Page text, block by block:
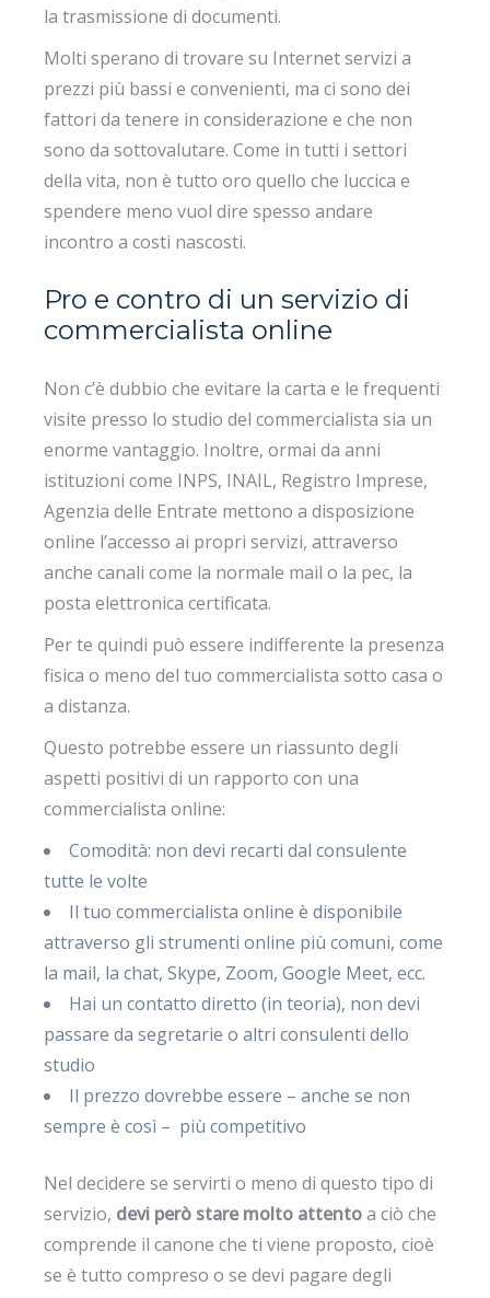
la trasmissione di documenti.
Molti sperano di trovare su Internet servizi a
prezzi più bassi e convenienti, ma ci sono dei
fattori da tenere in considerazione e che non
sono da sottovalutare. Come in tutti i settori
della vita, non è tutto oro quello che luccica e
spendere meno vuol dire spesso andare
incontro a costi nascosti.
Pro e contro di un servizio di
commercialista online
Non c’è dubbio che evitare la carta e le frequenti
visite presso lo studio del commercialista sia un
enorme vantaggio. Inoltre, ormai da anni
istituzioni come INPS, INAIL, Registro Imprese,
Agenzia delle Entrate mettono a disposizione
online l’accesso ai propri servizi, attraverso
anche canali come la normale mail o la pec, la
posta elettronica certificata.
Per te quindi può essere indifferente la presenza
fisica o meno del tuo commercialista sotto casa o
a distanza.
Questo potrebbe essere un riassunto degli
aspetti positivi di un rapporto con una
commercialista online:
Comodità: non devi recarti dal consulente
tutte le volte
Il tuo commercialista online è disponibile
attraverso gli strumenti online più comuni, come
la mail, la chat, Skype, Zoom, Google Meet, ecc.
Hai un contatto diretto (in teoria), non devi
passare da segretarie o altri consulenti dello
studio
Il prezzo dovrebbe essere – anche se non
sempre è così – più competitivo
Nel decidere se servirti o meno di questo tipo di
servizio, devi però stare molto attentoa ciò che
comprende il canone che ti viene proposto, cioè
se è tutto compreso o se devi pagare degli